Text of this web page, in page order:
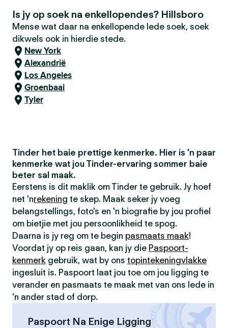
Is jy op soek na enkellopendes? Hillsboro
Mense wat daar na enkellopende lede soek, soek
dikwels ook in hierdie stede.
New York
Alexandrië
Los Angeles
Groenbaai
Tyler
Tinder het baie prettige kenmerke. Hier is 'n paar
kenmerke wat jou Tinder-ervaring sommer baie
beter sal maak.
Eerstens is dit maklik om Tinder te gebruik. Jy hoef
net 'nrekening te skep. Maak seker jy voeg
belangstellings, foto's en 'n biografie by jou profiel
om bietjie met jou persoonlikheid te spog.
Daarna is jy reg om te begin pasmaats maak!
Voordat jy op reis gaan, kan jy die Paspoort-
kenmerk gebruik, wat by ons topintekeningvlakke
ingesluit is. Paspoort laat jou toe om jou ligging te
verander en pasmaats te maak met van ons lede in
'n ander stad of dorp.
Paspoort Na Enige Ligging